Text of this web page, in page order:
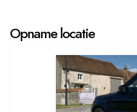
Opname locatie